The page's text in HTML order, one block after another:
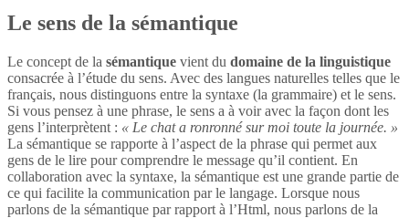
Le sens de la sémantique
Le concept de la sémantique vient du domaine de la linguistique
consacrée à l’étude du sens. Avec des langues naturelles telles que le
français, nous distinguons entre la syntaxe (la grammaire) et le sens.
Si vous pensez à une phrase, le sens a à voir avec la façon dont les
gens l’interprètent : « Le chat a ronronné sur moi toute la journée. »
La sémantique se rapporte à l’aspect de la phrase qui permet aux
gens de le lire pour comprendre le message qu’il contient. En
collaboration avec la syntaxe, la sémantique est une grande partie de
ce qui facilite la communication par le langage. Lorsque nous
parlons de la sémantique par rapport à l’Html, nous parlons de la